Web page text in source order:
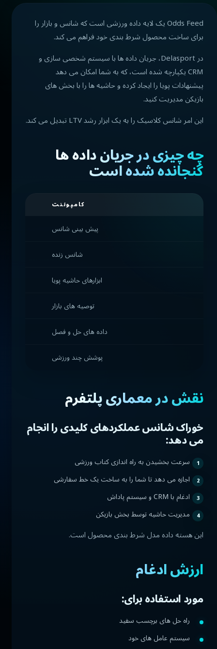
Odds Feed یک لایه داده ورزشی است که شانس و بازار را
برای ساخت محصول شرط بندی خود فراهم می کند.
در Delasport، جریان داده ها با سیستم شخصی سازی و
CRM یکپارچه شده است، که به شما امکان می دهد
پیشنهادات پویا را ایجاد کرده و حاشیه ها را با بخش های
بازیکن مدیریت کنید.
این امر شانس کلاسیک را به یک ابزار رشد LTV تبدیل می کند.
چه چیزی در جریان داده ها
گنجانده شده است
کامپوننت
پیش بینی شانس
شانس زنده
ابزارهای حاشیه پویا
توصیه های بازار
داده های حل و فصل
پوشش چند ورزشی
نقش در معماری پلتفرم
خوراک شانس عملکردهای کلیدی را انجام
می دهد:
سرعت بخشیدن به راه اندازی کتاب ورزشی
اجازه می دهد تا شما را به ساخت یک خط سفارشی
ادغام با CRM و سیستم پاداش
مدیریت حاشیه توسط بخش بازیکن
این هسته داده مدل شرط بندی محصول است.
ارزش ادغام
مورد استفاده برای:
راه حل های برچسب سفید
سیستم عامل های خود